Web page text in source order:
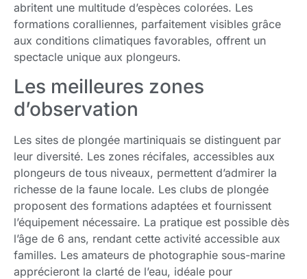
abritent une multitude d’espèces colorées. Les
formations coralliennes, parfaitement visibles grâce
aux conditions climatiques favorables, offrent un
spectacle unique aux plongeurs.
Les meilleures zones
d’observation
Les sites de plongée martiniquais se distinguent par
leur diversité. Les zones récifales, accessibles aux
plongeurs de tous niveaux, permettent d’admirer la
richesse de la faune locale. Les clubs de plongée
proposent des formations adaptées et fournissent
l’équipement nécessaire. La pratique est possible dès
l’âge de 6 ans, rendant cette activité accessible aux
familles. Les amateurs de photographie sous-marine
apprécieront la clarté de l’eau, idéale pour